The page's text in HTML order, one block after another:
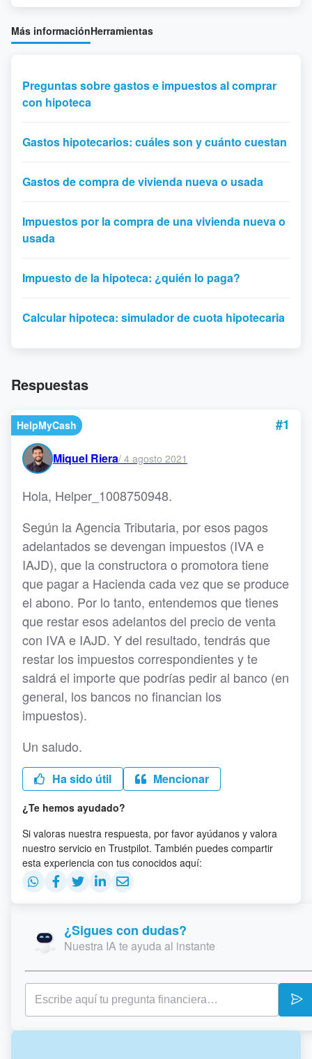
Más informaciónHerramientas
Preguntas sobre gastos e impuestos al comprar
con hipoteca
Gastos hipotecarios: cuáles son y cuánto cuestan
Gastos de compra de vivienda nueva o usada
Impuestos por la compra de una vivienda nueva o
usada
Impuesto de la hipoteca: ¿quién lo paga?
Calcular hipoteca: simulador de cuota hipotecaria
Respuestas
HelpMyCash #1
Miquel Riera/ 4 agosto 2021
Hola, Helper_1008750948.
Según la Agencia Tributaria, por esos pagos
adelantados se devengan impuestos (IVA e
IAJD), que la constructora o promotora tiene
que pagar a Hacienda cada vez que se produce
el abono. Por lo tanto, entendemos que tienes
que restar esos adelantos del precio de venta
con IVA e IAJD. Y del resultado, tendrás que
restar los impuestos correspondientes y te
saldrá el importe que podrías pedir al banco (en
general, los bancos no financian los
impuestos).
Un saludo.
Ha sido útil Mencionar
¿Te hemos ayudado?
Si valoras nuestra respuesta, por favor ayúdanos y valora
nuestro servicio en Trustpilot. También puedes compartir
esta experiencia con tus conocidos aquí:
¿Sigues con dudas?
Nuestra IA te ayuda al instante